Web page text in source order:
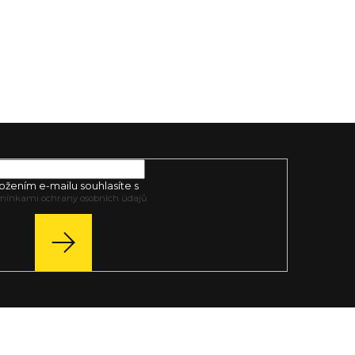
e-mailu souhlasíte s
ochrany osobních údajů
PŘIHLÁSIT
SE